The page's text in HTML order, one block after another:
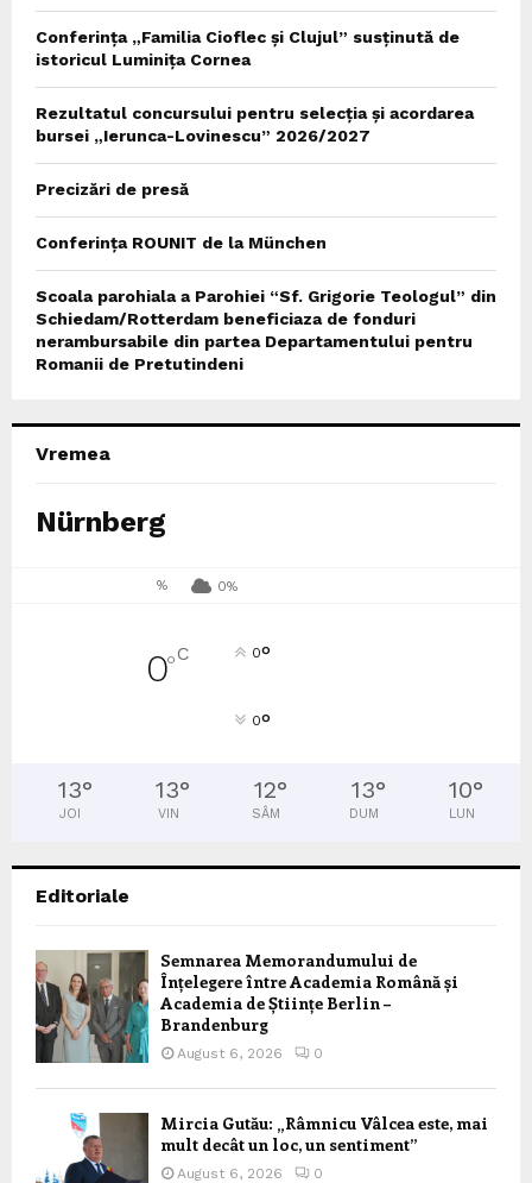
Conferința „Familia Cioflec și Clujul” susținută de
istoricul Luminița Cornea
Rezultatul concursului pentru selecția și acordarea
bursei „Ierunca-Lovinescu” 2026/2027
Precizări de presă
Conferința ROUNIT de la München
Scoala parohiala a Parohiei “Sf. Grigorie Teologul” din
Schiedam/Rotterdam beneficiaza de fonduri
nerambursabile din partea Departamentului pentru
Romanii de Pretutindeni
Vremea
Nürnberg
% 0%
0°C 0°
0°
13°
JOI
13°
VIN
12°
SÂM
13°
DUM
10°
LUN
Editoriale
Semnarea Memorandumului de
Înțelegere între Academia Română și
Academia de Științe Berlin –
Brandenburg
August 6, 2026 0
Mircia Gutău: „Râmnicu Vâlcea este, mai
mult decât un loc, un sentiment”
August 6, 2026 0